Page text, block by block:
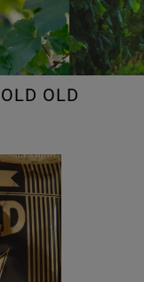
OLD